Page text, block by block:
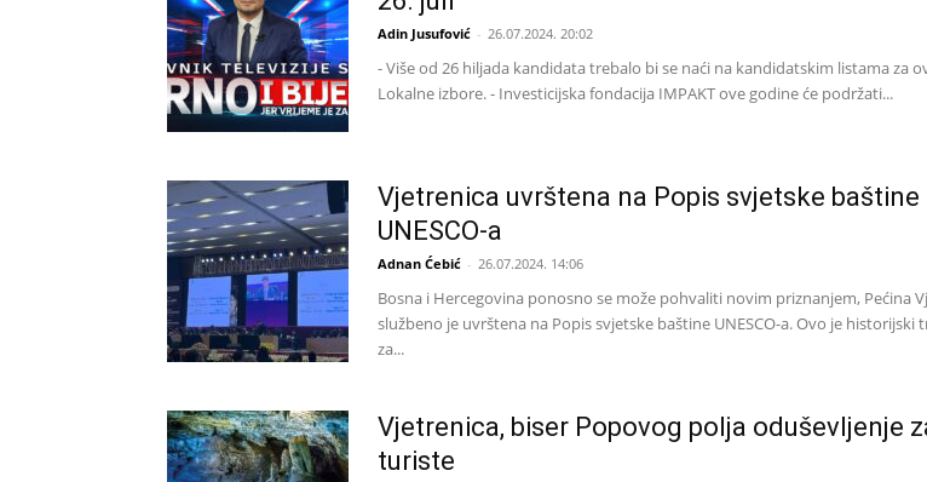
Adin Jusufović - 26.07.2024. 20:02
- Više od 26 hiljada kandidata trebalo bi se naći na kandidatskim listama za
Lokalne izbore. - Investicijska fondacija IMPAKT ove godine će podržati...
Vjetrenica uvrštena na Popis svjetske baštine
UNESCO-a
Adnan Ćebić - 26.07.2024. 14:06
Bosna i Hercegovina ponosno se može pohvaliti novim priznanjem, Pećina
službeno je uvrštena na Popis svjetske baštine UNESCO-a. Ovo je historijski
za...
Vjetrenica, biser Popovog polja oduševljenje
turiste